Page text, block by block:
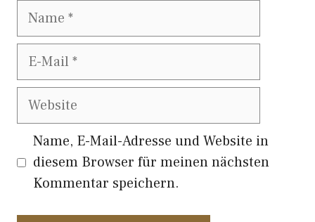
Name
E-
Website
Name, E-Mail-Adresse und Website in
diesem Browser für meinen nächsten
Kommentar speichern.